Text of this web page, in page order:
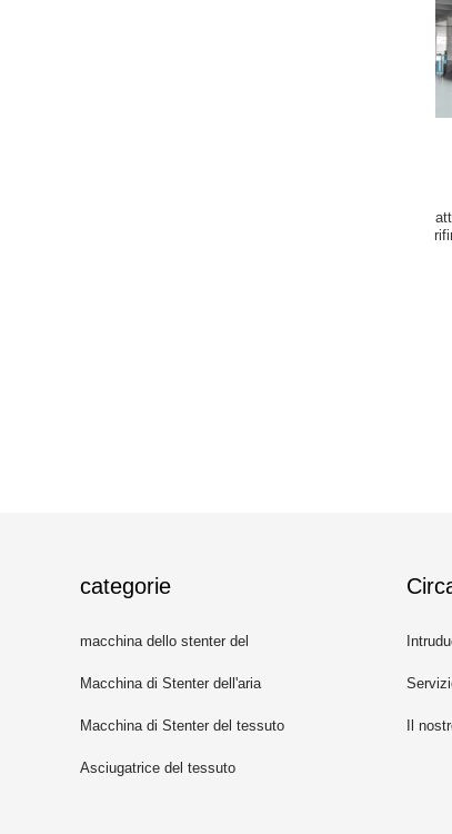
categorie
macchina dello stenter del
tessuto
Macchina di Stenter dell'aria
calda
Macchina di Stenter del tessuto
Asciugatrice del tessuto
Il